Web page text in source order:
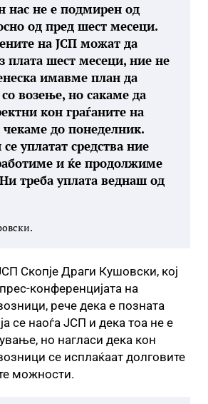
нас не е подмирен од
од пред шест месеци.
на ЈСП можат да
плата шест месеци, ние не
имавме план да
возење, но сакаме да
кон граѓаните на
чекаме до понеделник.
уплатат средства ние
и ќе продолжиме
треба уплата веднаш од
Скопје Драги Кушовски, кој
конференцијата на
рече дека е позната
се наоѓа ЈСП и дека тоа не е
но нагласи дека кон
се исплаќаат долговите
можности.